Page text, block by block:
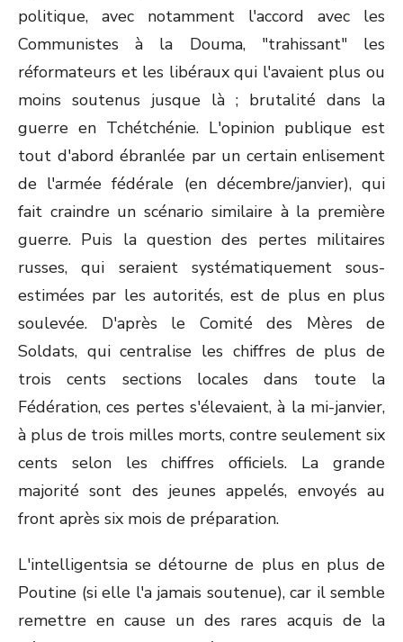
politique, avec notamment l'accord avec les
Communistes à la Douma, "trahissant" les
réformateurs et les libéraux qui l'avaient plus ou
moins soutenus jusque là ; brutalité dans la
guerre en Tchétchénie. L'opinion publique est
tout d'abord ébranlée par un certain enlisement
de l'armée fédérale (en décembre/janvier), qui
fait craindre un scénario similaire à la première
guerre. Puis la question des pertes militaires
russes, qui seraient systématiquement sous-
estimées par les autorités, est de plus en plus
soulevée. D'après le Comité des Mères de
Soldats, qui centralise les chiffres de plus de
trois cents sections locales dans toute la
Fédération, ces pertes s'élevaient, à la mi-janvier,
à plus de trois milles morts, contre seulement six
cents selon les chiffres officiels. La grande
majorité sont des jeunes appelés, envoyés au
front après six mois de préparation.
L'intelligentsia se détourne de plus en plus de
Poutine (si elle l'a jamais soutenue), car il semble
remettre en cause un des rares acquis de la